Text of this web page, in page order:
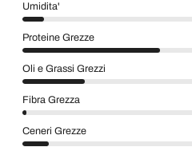
Umidita'
Proteine Grezze
Oli e Grassi Grezzi
Fibra Grezza
Ceneri Grezze